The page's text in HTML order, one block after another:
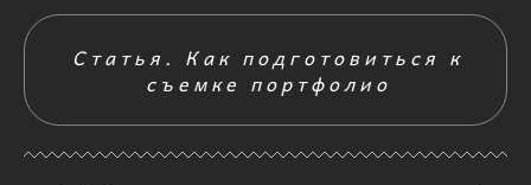
Статья. Как подготовиться к
съемке портфолио